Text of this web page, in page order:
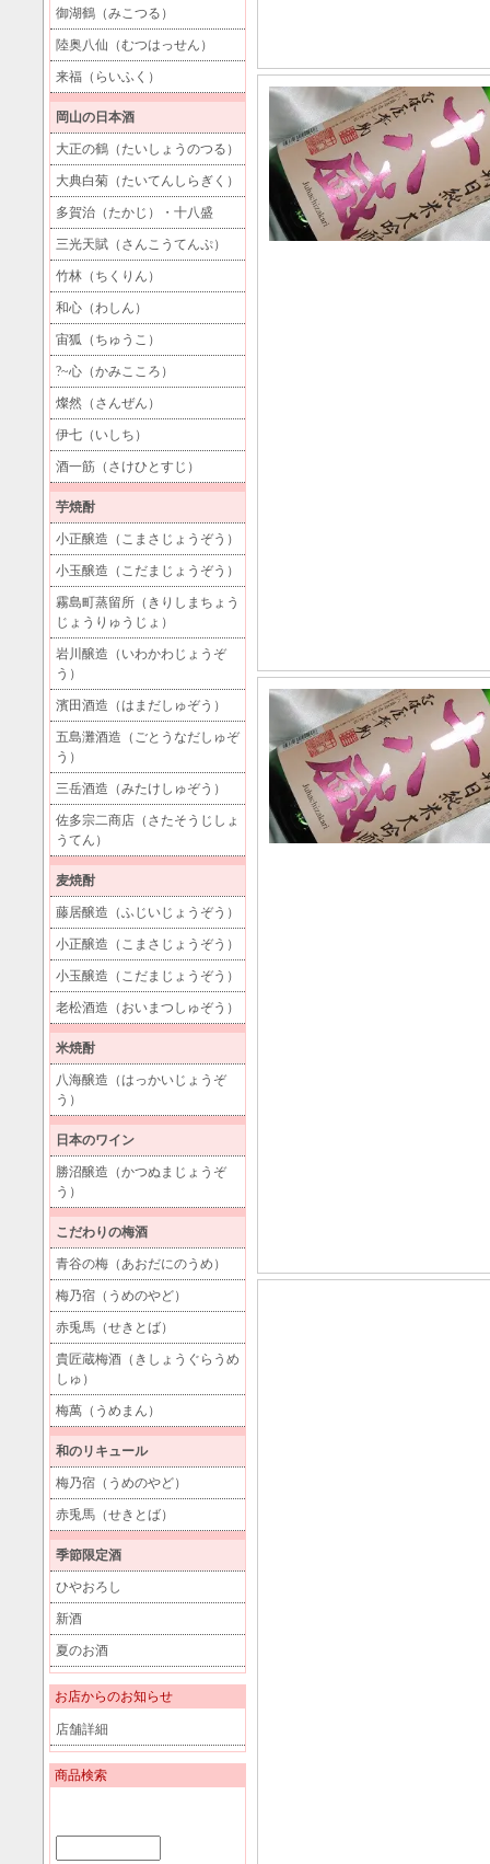
御湖鶴（みこつる）
陸奥八仙（むつはっせん）
来福（らいふく）
岡山の日本酒
大正の鶴（たいしょうのつる）
大典白菊（たいてんしらぎく）
多賀治（たかじ）・十八盛
三光天賦（さんこうてんぷ）
竹林（ちくりん）
和心（わしん）
宙狐（ちゅうこ）
?~心（かみこころ）
燦然（さんぜん）
伊七（いしち）
酒一筋（さけひとすじ）
芋焼酎
小正醸造（こまさじょうぞう）
小玉醸造（こだまじょうぞう）
霧島町蒸留所（きりしまちょう
じょうりゅうじょ）
岩川醸造（いわかわじょうぞ
う）
濱田酒造（はまだしゅぞう）
五島灘酒造（ごとうなだしゅぞ
う）
三岳酒造（みたけしゅぞう）
佐多宗二商店（さたそうじしょ
うてん）
麦焼酎
藤居醸造（ふじいじょうぞう）
小正醸造（こまさじょうぞう）
小玉醸造（こだまじょうぞう）
老松酒造（おいまつしゅぞう）
米焼酎
八海醸造（はっかいじょうぞ
う）
日本のワイン
勝沼醸造（かつぬまじょうぞ
う）
こだわりの梅酒
青谷の梅（あおだにのうめ）
梅乃宿（うめのやど）
赤兎馬（せきとば）
貴匠蔵梅酒（きしょうぐらうめ
しゅ）
梅萬（うめまん）
和のリキュール
梅乃宿（うめのやど）
赤兎馬（せきとば）
季節限定酒
ひやおろし
新酒
夏のお酒
お店からのお知らせ
店舗詳細
商品検索